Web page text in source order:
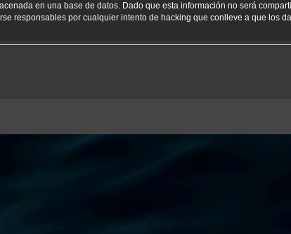
en una base de datos. Dado que esta información no será
responsables por cualquier intento de hacking que conlleve a que los